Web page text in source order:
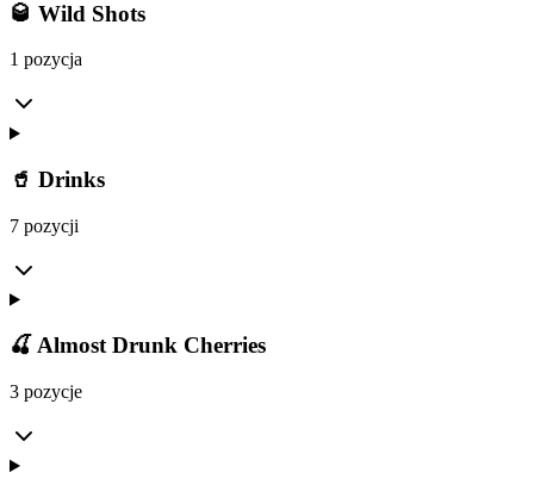
🥃 Wild Shots
1 pozycja
🥤 Drinks
7 pozycji
🍒 Almost Drunk Cherries
3 pozycje